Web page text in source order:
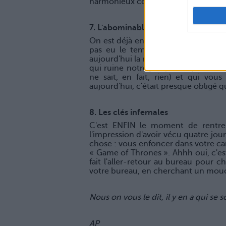
7. L'abominable collègue
On est déjà en retard, à moitié
pas eu le temps de refaire à
aujourd'hui la réunion avec la
qui ruine notre job parce qu'elle
ne sait, en fait, rien) et qui vous
aujourd'hui, c'était presque obligé
8. Les clés infernales
C'est ENFIN le moment de
l'impression d'avoir vécu quatre
chose : vous enfoncer dans votre
« Game of Thrones ». Ahhh oui,
fait l'aller-retour au bureau pour
votre bureau, en cherchant un
Nous on vous le dit, il y en a qui se
AP